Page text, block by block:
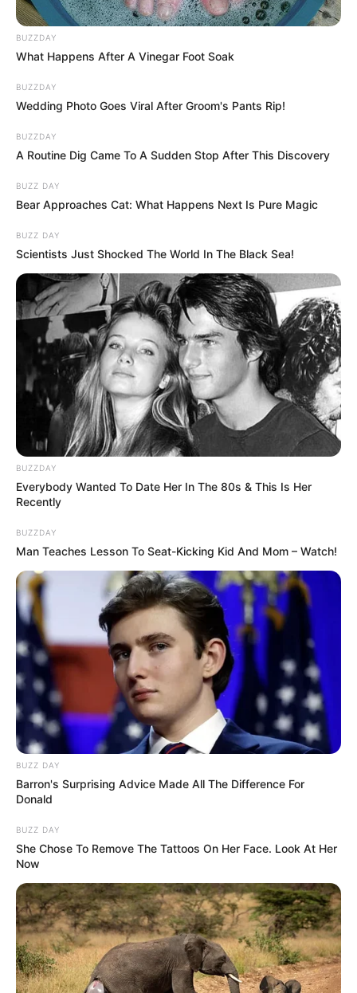
BUZZDAY
What Happens After A Vinegar Foot Soak
BUZZDAY
Wedding Photo Goes Viral After Groom's Pants Rip!
BUZZDAY
A Routine Dig Came To A Sudden Stop After This Discovery
BUZZ DAY
Bear Approaches Cat: What Happens Next Is Pure Magic
BUZZ DAY
Scientists Just Shocked The World In The Black Sea!
BUZZDAY
Everybody Wanted To Date Her In The 80s & This Is Her
Recently
BUZZDAY
Man Teaches Lesson To Seat-Kicking Kid And Mom – Watch!
BUZZ DAY
Barron's Surprising Advice Made All The Difference For
Donald
BUZZ DAY
She Chose To Remove The Tattoos On Her Face. Look At Her
Now